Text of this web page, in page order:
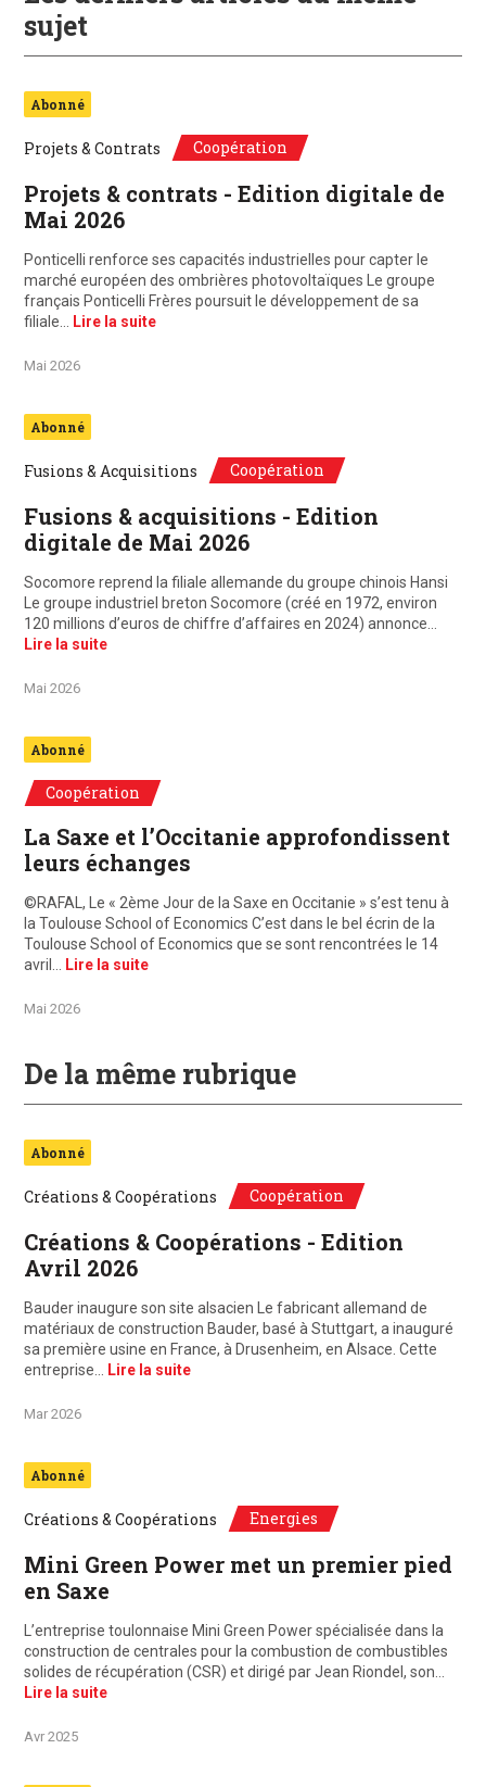
sujet
Abonné
Projets & Contrats Coopération
Projets & contrats - Edition digitale de
Mai 2026
Ponticelli renforce ses capacités industrielles pour capter le
marché européen des ombrières photovoltaïques Le groupe
français Ponticelli Frères poursuit le développement de sa
filiale…
Lire la suite
Mai 2026
Abonné
Fusions & Acquisitions Coopération
Fusions & acquisitions - Edition
digitale de Mai 2026
Socomore reprend la filiale allemande du groupe chinois Hansi
Le groupe industriel breton Socomore (créé en 1972, environ
120 millions d’euros de chiffre d’affaires en 2024) annonce…
Lire la suite
Mai 2026
Abonné
Coopération
La Saxe et l’Occitanie approfondissent
leurs échanges
©RAFAL, Le « 2ème Jour de la Saxe en Occitanie » s’est tenu à
la Toulouse School of Economics C’est dans le bel écrin de la
Toulouse School of Economics que se sont rencontrées le 14
avril…
Lire la suite
Mai 2026
De la même rubrique
Abonné
Créations & Coopérations Coopération
Créations & Coopérations - Edition
Avril 2026
Bauder inaugure son site alsacien Le fabricant allemand de
matériaux de construction Bauder, basé à Stuttgart, a inauguré
sa première usine en France, à Drusenheim, en Alsace. Cette
entreprise…
Lire la suite
Mar 2026
Abonné
Créations & Coopérations Energies
Mini Green Power met un premier pied
en Saxe
L’entreprise toulonnaise Mini Green Power spécialisée dans la
construction de centrales pour la combustion de combustibles
solides de récupération (CSR) et dirigé par Jean Riondel, son…
Lire la suite
Avr 2025